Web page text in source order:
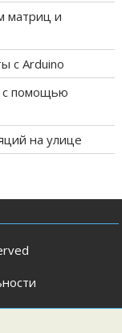
матриц и
с Arduino
с помощью
на улице